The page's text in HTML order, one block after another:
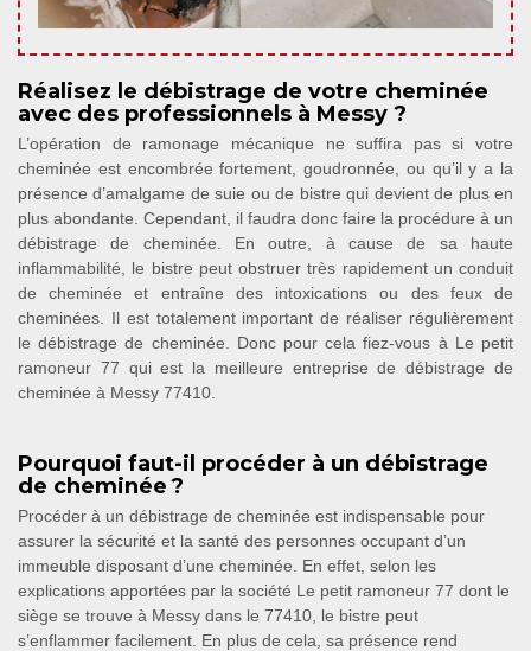
Réalisez le débistrage de votre cheminée
avec des professionnels à Messy ?
L’opération de ramonage mécanique ne suffira pas si votre
cheminée est encombrée fortement, goudronnée, ou qu’il y a la
présence d’amalgame de suie ou de bistre qui devient de plus en
plus abondante. Cependant, il faudra donc faire la procédure à un
débistrage de cheminée. En outre, à cause de sa haute
inflammabilité, le bistre peut obstruer très rapidement un conduit
de cheminée et entraîne des intoxications ou des feux de
cheminées. Il est totalement important de réaliser régulièrement
le débistrage de cheminée. Donc pour cela fiez-vous à Le petit
ramoneur 77 qui est la meilleure entreprise de débistrage de
cheminée à Messy 77410.
Pourquoi faut-il procéder à un débistrage
de cheminée ?
Procéder à un débistrage de cheminée est indispensable pour
assurer la sécurité et la santé des personnes occupant d’un
immeuble disposant d’une cheminée. En effet, selon les
explications apportées par la société Le petit ramoneur 77 dont le
siège se trouve à Messy dans le 77410, le bistre peut
s’enflammer facilement. En plus de cela, sa présence rend